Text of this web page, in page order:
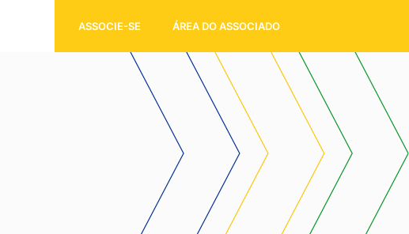
ASSOCIE-SE ÁREA DO ASSOCIADO